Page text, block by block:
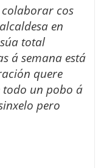
colaborar cos
en
total
á semana está
quere
todo un pobo á
pero